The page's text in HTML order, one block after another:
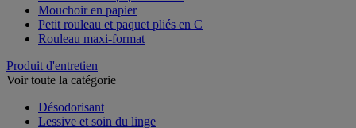
Distributeur de papier toilette
Mouchoir en papier
Petit rouleau et paquet pliés en C
Produit d'entretien
Désodorisant